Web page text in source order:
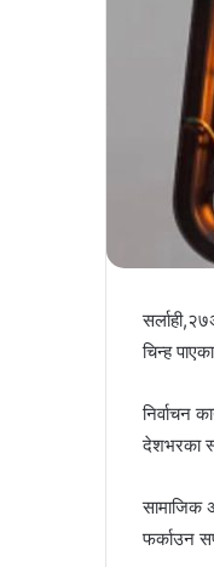
चिन्ह
निर्वाचन
देशभरका
सामाजिक
फर्काउन